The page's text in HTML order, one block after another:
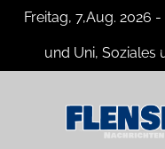
Skip
content
Freitag, 7,Aug. 2026
und Uni, Soziales